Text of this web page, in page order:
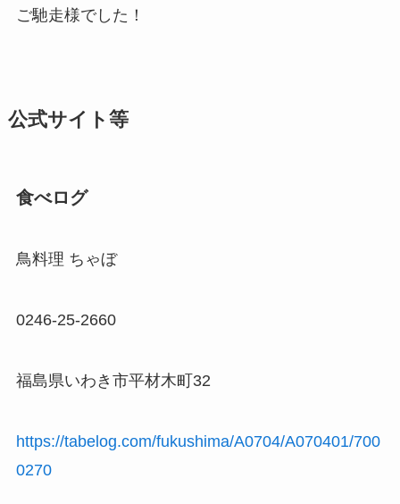
ご馳走様でした！
公式サイト等
食べログ
鳥料理 ちゃぼ
0246-25-2660
福島県いわき市平材木町32
https://tabelog.com/fukushima/A0704/A070401/700
0270